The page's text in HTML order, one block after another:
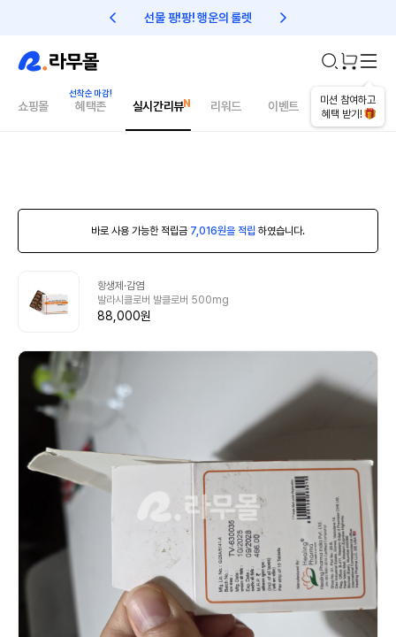
선물 팡!팡! 행운의 룰렛 친구초대 1만원 리워드!
미션 참여하고
혜택 받기!
쇼핑몰 혜택존 실시간리뷰 리워드 이벤트 건강매거진
바로 사용 가능한 적립금 7,016원을 적립 하였습니다.
항생제·감염
발라시클로버 발클로버 500mg
88,000원